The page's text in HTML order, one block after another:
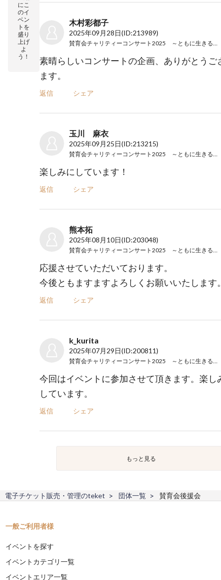
にこ
のイ
ベン
トを
盛り
上げ
よ
う！
木村彩都子
2025年09月28日(ID:213989)
素晴らしいコンサートの企画、ありがとうご
ます。
返信 シェア
玉川 麻衣
2025年09月25日(ID:213215)
楽しみにしています！
返信 シェア
熊本拓
2025年08月10日(ID:203048)
応援させていただいております。
今後ともますますよろしくお願いいたします
返信 シェア
k_kurita
2025年07月29日(ID:200811)
今回はイベントに参加させて頂きます。楽し
しています。
返信 シェア
もっと見る
電子チケット販売・管理のteket 団体一覧 賛育会後援会
一般ご利用者様
イベントを探す
イベントカテゴリ一覧
イベントエリア一覧